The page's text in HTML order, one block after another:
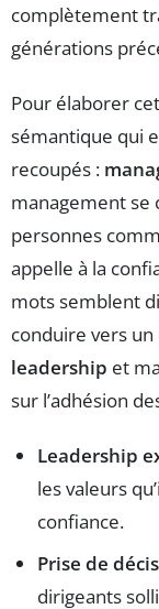
complètement
générations
Pour élaborer
sémantique qui
recoupés :
management se
personnes
appelle à la
mots semblent
conduire vers
leadership et
sur l’adhésion
Leadership
les valeurs
confiance.
Prise de
dirigeants